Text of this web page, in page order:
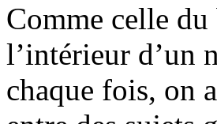
Comme celle
l’intérieur d’un
chaque fois, on